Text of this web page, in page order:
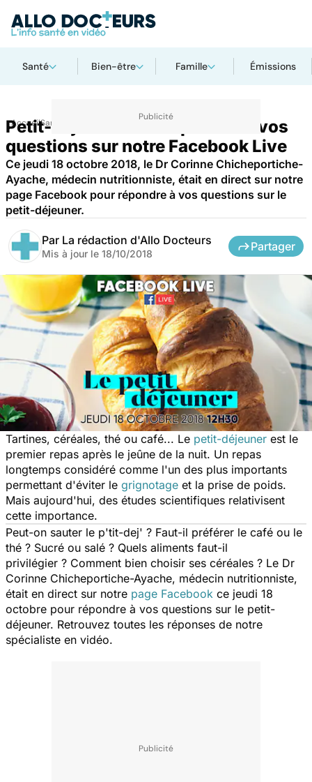
Santé Bien-être Famille Émissions
AccueilSanté
Petit-déjeuner : les réponses à vos
questions sur notre Facebook Live
Ce jeudi 18 octobre 2018, le Dr Corinne Chicheportiche-
Ayache, médecin nutritionniste, était en direct sur notre
page Facebook pour répondre à vos questions sur le
petit-déjeuner.
Par La rédaction d'Allo Docteurs
Mis à jour le 18/10/2018
Partager
Tartines, céréales, thé ou café... Le petit-déjeuner est le
premier repas après le jeûne de la nuit. Un repas
longtemps considéré comme l'un des plus importants
permettant d'éviter le grignotage et la prise de poids.
Mais aujourd'hui, des études scientifiques relativisent
cette importance.
Peut-on sauter le p'tit-dej' ? Faut-il préférer le café ou le
thé ? Sucré ou salé ? Quels aliments faut-il
privilégier ? Comment bien choisir ses céréales ? Le Dr
Corinne Chicheportiche-Ayache, médecin nutritionniste,
était en direct sur notre page Facebook ce jeudi 18
octobre pour répondre à vos questions sur le petit-
déjeuner. Retrouvez toutes les réponses de notre
spécialiste en vidéo.